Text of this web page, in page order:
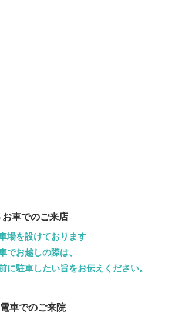
お車でのご来店
場を設けております
でお越しの際は、
に駐車したい旨をお伝えください。
電車でのご来院